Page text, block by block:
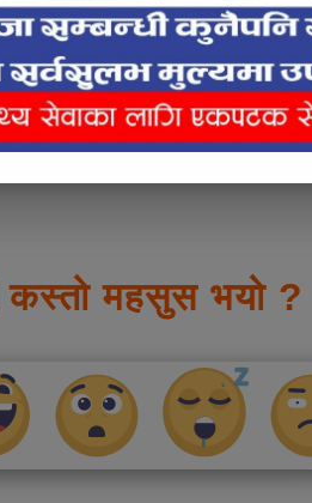
निकायका व्यक्तित्व,
उपस्थिति रहेको थियो।
कस्तो महसुस भयो ?